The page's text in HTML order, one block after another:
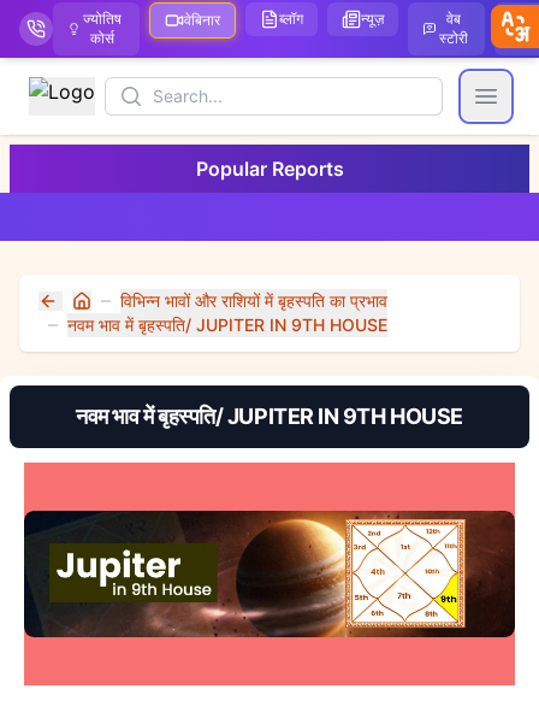
ज्योतिष
कोर्स
वेबिनार ब्लॉग न्यूज़
वेब
स्टोरी
Search
Open
Popular Reports
Home
विभिन्न भावों और राशियों में बृहस्पति का प्रभाव
नवम भाव में बृहस्पति/ JUPITER IN 9TH HOUSE
नवम भाव में बृहस्पति/ JUPITER IN 9TH HOUSE